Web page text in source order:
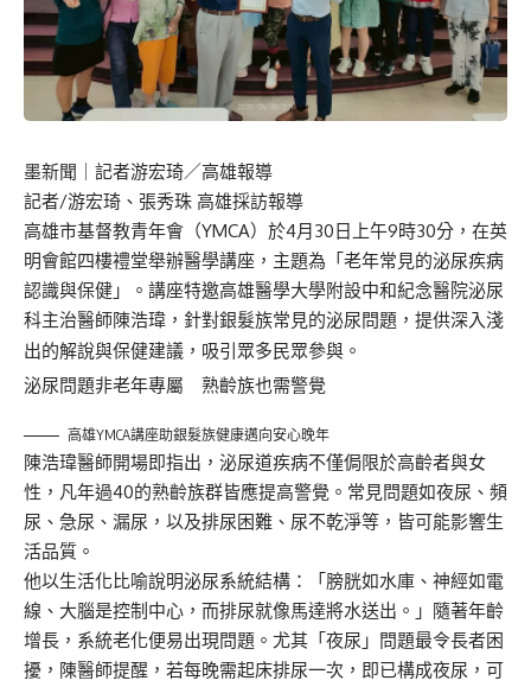
墨新聞 ｜記者游宏琦／高雄報導
記者/游宏琦、張秀珠 高雄採訪報導
高雄市基督教青年會（YMCA）於4月30日上午9時30分，在英
明會館四樓禮堂舉辦醫學講座，主題為「老年常見的泌尿疾病
認識與保健」。講座特邀高雄醫學大學附設中和紀念醫院泌尿
科主治醫師陳浩瑋，針對銀髮族常見的泌尿問題，提供深入淺
出的解說與保健建議，吸引眾多民眾參與。
泌尿問題非老年專屬 熟齡族也需警覺
高雄YMCA講座助銀髮族健康邁向安心晚年
陳浩瑋醫師開場即指出，泌尿道疾病不僅侷限於高齡者與女
性，凡年過40的熟齡族群皆應提高警覺。常見問題如夜尿、頻
尿、急尿、漏尿，以及排尿困難、尿不乾淨等，皆可能影響生
活品質。
他以生活化比喻說明泌尿系統結構：「膀胱如水庫、神經如電
線、大腦是控制中心，而排尿就像馬達將水送出。」隨著年齡
增長，系統老化便易出現問題。尤其「夜尿」問題最令長者困
擾，陳醫師提醒，若每晚需起床排尿一次，即已構成夜尿，可